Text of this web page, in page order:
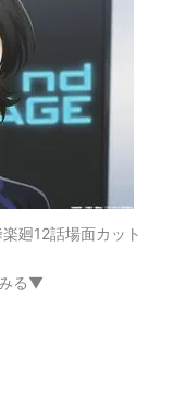
廻12話場面カット
る▼